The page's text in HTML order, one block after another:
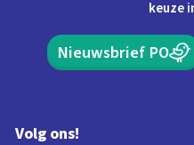
keuze
Nieuwsbrief PO
Volg ons!